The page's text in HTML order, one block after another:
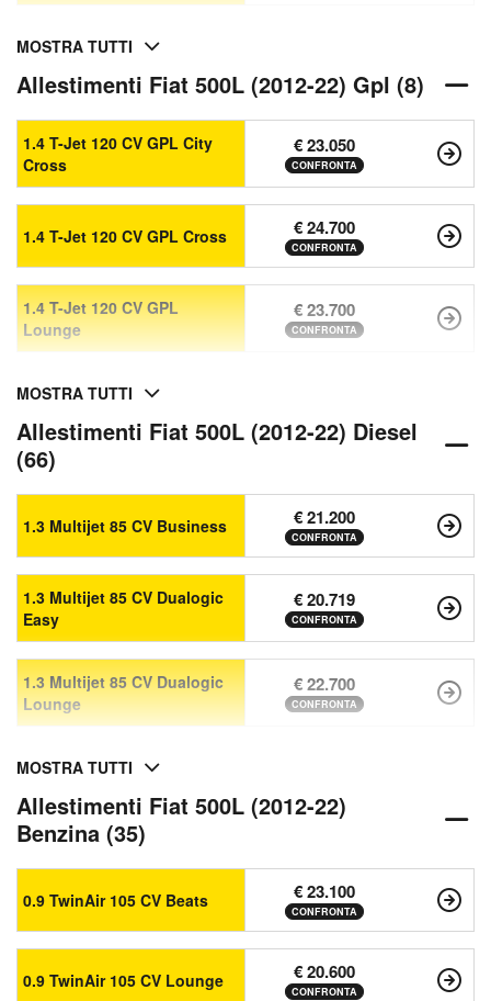
MOSTRA TUTTI
Allestimenti Fiat 500L (2012-22) Gpl (8)
1.4 T-Jet 120 CV GPL City
Cross
€ 23.050
CONFRONTA
1.4 T-Jet 120 CV GPL Cross € 24.700
CONFRONTA
1.4 T-Jet 120 CV GPL
Lounge
€ 23.700
CONFRONTA
MOSTRA TUTTI
Allestimenti Fiat 500L (2012-22) Diesel
(66)
1.3 Multijet 85 CV Business € 21.200
CONFRONTA
1.3 Multijet 85 CV Dualogic
Easy
€ 20.719
CONFRONTA
1.3 Multijet 85 CV Dualogic
Lounge
€ 22.700
CONFRONTA
MOSTRA TUTTI
Allestimenti Fiat 500L (2012-22)
Benzina (35)
0.9 TwinAir 105 CV Beats € 23.100
CONFRONTA
0.9 TwinAir 105 CV Lounge € 20.600
CONFRONTA